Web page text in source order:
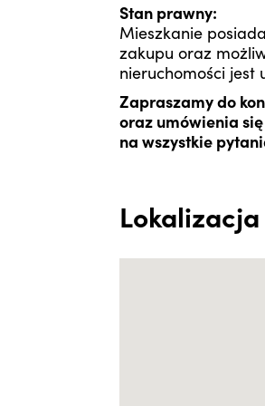
Stan prawny:
Mieszkanie
zakupu oraz
nieruchomości jest
Zapraszamy do
oraz umówienia
na wszystkie
Lokalizacja